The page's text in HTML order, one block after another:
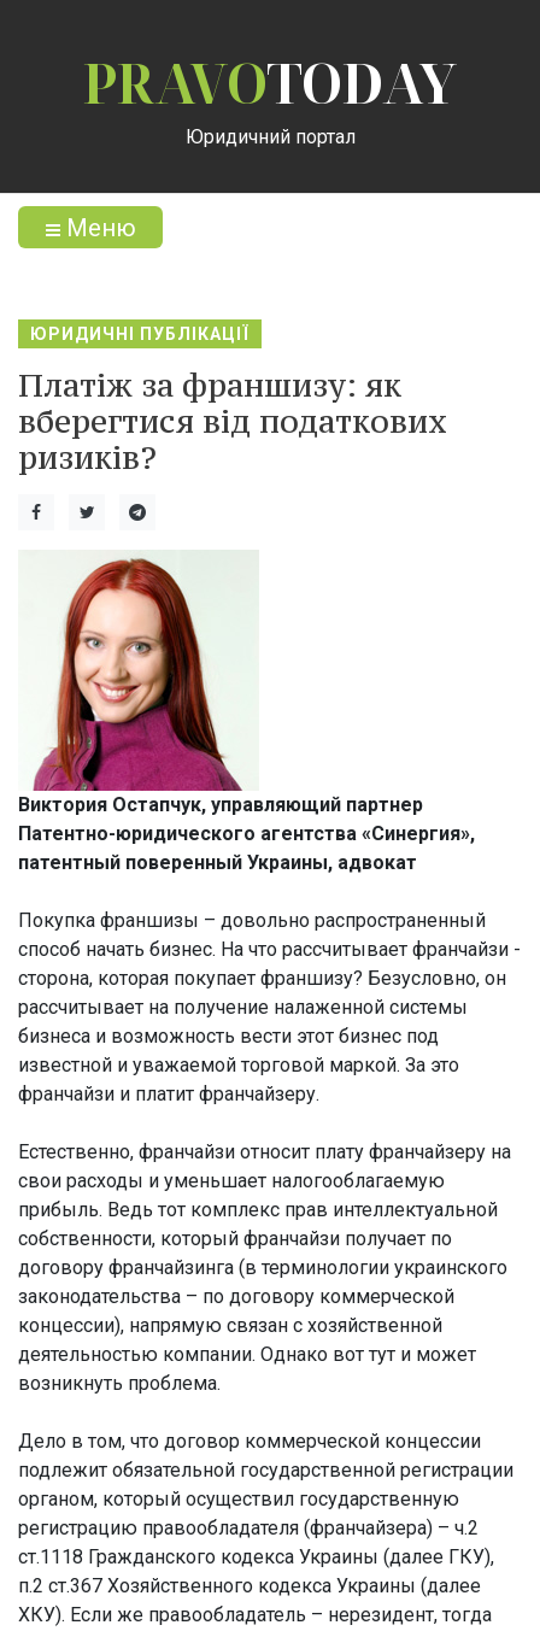
PRAVOTODAY
Юридичний портал
Меню
ЮРИДИЧНІ ПУБЛІКАЦІЇ
Платіж за франшизу: як
вберегтися від податкових
ризиків?
Виктория Остапчук, управляющий партнер
Патентно-юридического агентства «Синергия»,
патентный поверенный Украины, адвокат
Покупка франшизы – довольно распространенный
способ начать бизнес. На что рассчитывает франчайзи -
сторона, которая покупает франшизу? Безусловно, он
рассчитывает на получение налаженной системы
бизнеса и возможность вести этот бизнес под
известной и уважаемой торговой маркой. За это
франчайзи и платит франчайзеру.
Естественно, франчайзи относит плату франчайзеру на
свои расходы и уменьшает налогооблагаемую
прибыль. Ведь тот комплекс прав интеллектуальной
собственности, который франчайзи получает по
договору франчайзинга (в терминологии украинского
законодательства – по договору коммерческой
концессии), напрямую связан с хозяйственной
деятельностью компании. Однако вот тут и может
возникнуть проблема.
Дело в том, что договор коммерческой концессии
подлежит обязательной государственной регистрации
органом, который осуществил государственную
регистрацию правообладателя (франчайзера) – ч.2
ст.1118 Гражданского кодекса Украины (далее ГКУ),
п.2 ст.367 Хозяйственного кодекса Украины (далее
ХКУ). Если же правообладатель – нерезидент, тогда